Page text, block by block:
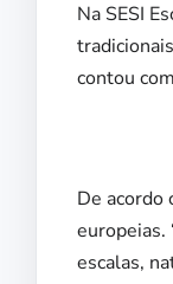
Na SESI
contou
De acordo
europeias.
escalas,